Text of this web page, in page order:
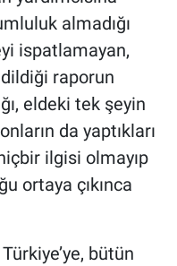
almadığı
ispatlamayan,
raporun
eldeki tek şeyin
da yaptıkları
ilgisi olmayıp
ortaya çıkınca
bütün